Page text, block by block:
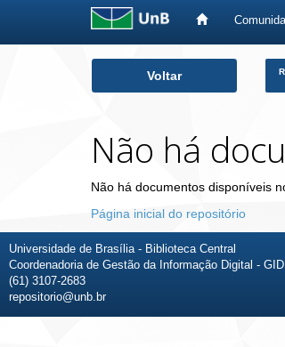
Voltar
Não há
Não há documentos disponíveis
Página inicial do repositório
Universidade de Brasília - Biblioteca Central
Coordenadoria de Gestão da Informação Digital - GID
(61) 3107-2683
repositorio@unb.br